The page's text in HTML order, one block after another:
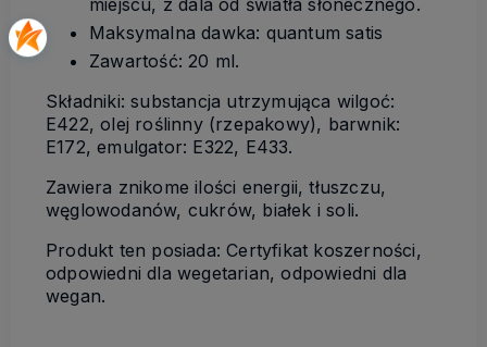
Maksymalna dawka: quantum satis
Zawartość: 20 ml.
Składniki: substancja utrzymująca wilgoć:
E422, olej roślinny (rzepakowy), barwnik:
E172, emulgator: E322, E433.
Zawiera znikome ilości energii, tłuszczu,
węglowodanów, cukrów, białek i soli.
Produkt ten posiada: Certyfikat koszerności,
odpowiedni dla wegetarian, odpowiedni dla
wegan.